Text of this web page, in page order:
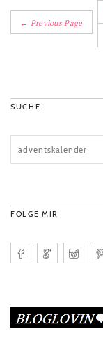
← Previous Page
SUCHE
FOLGE MIR